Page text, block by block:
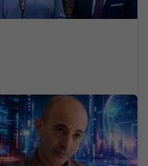
50-ročný uznávaný
vizionár Harari varuje
pred „najväčším
experimentom“ v
dejinách ľudstva